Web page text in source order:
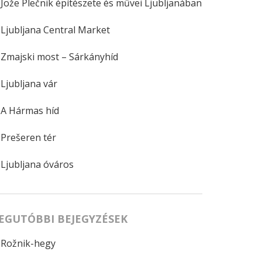
Jože Plečnik építészete és művei Ljubljanában
Ljubljana Central Market
Zmajski most – Sárkányhíd
Ljubljana vár
A Hármas híd
Prešeren tér
Ljubljana óváros
BEJEGYZÉSEK
Rožnik-hegy